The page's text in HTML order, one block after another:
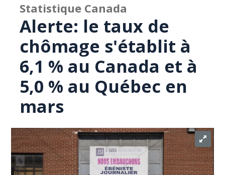
Statistique Canada
Alerte: le taux de
chômage s'établit à
6,1 % au Canada et à
5,0 % au Québec en
mars